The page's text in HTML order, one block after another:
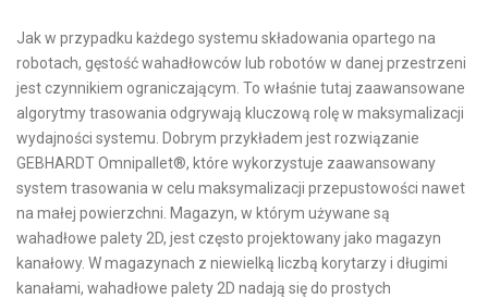
Jak w przypadku każdego systemu składowania opartego na
robotach, gęstość wahadłowców lub robotów w danej przestrzeni
jest czynnikiem ograniczającym. To właśnie tutaj zaawansowane
algorytmy trasowania odgrywają kluczową rolę w maksymalizacji
wydajności systemu. Dobrym przykładem jest rozwiązanie
GEBHARDT Omnipallet®, które wykorzystuje zaawansowany
system trasowania w celu maksymalizacji przepustowości nawet
na małej powierzchni. Magazyn, w którym używane są
wahadłowe palety 2D, jest często projektowany jako magazyn
kanałowy. W magazynach z niewielką liczbą korytarzy i długimi
kanałami, wahadłowe palety 2D nadają się do prostych